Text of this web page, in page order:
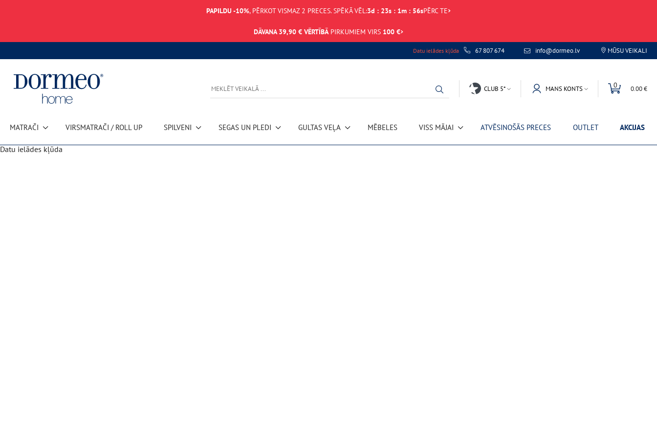
PAPILDU -10%, PĒRKOT VISMAZ 2 PRECES. SPĒKĀ VĒL:3d : 23s : 1m : 56sPĒRC TE
DĀVANA 39,90 € VĒRTĪBĀ PIRKUMIEM VIRS 100 €
Datu ielādes kļūda 67 807 674 info@dormeo.lv MŪSU VEIKALI
CLUB 5* MANS KONTS 0 0.00 €
MATRAČI VIRSMATRAČI / ROLL UP SPILVENI SEGAS UN PLEDI GULTAS VEĻA MĒBELES VISS MĀJAI ATVĒSINOŠĀS PRECES OUTLET AKCIJAS
Datu ielādes kļūda